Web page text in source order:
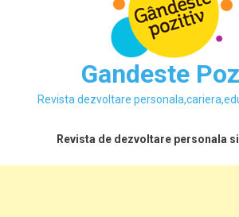
Gandeste
Revista dezvoltare
Revista de dezvoltare personala